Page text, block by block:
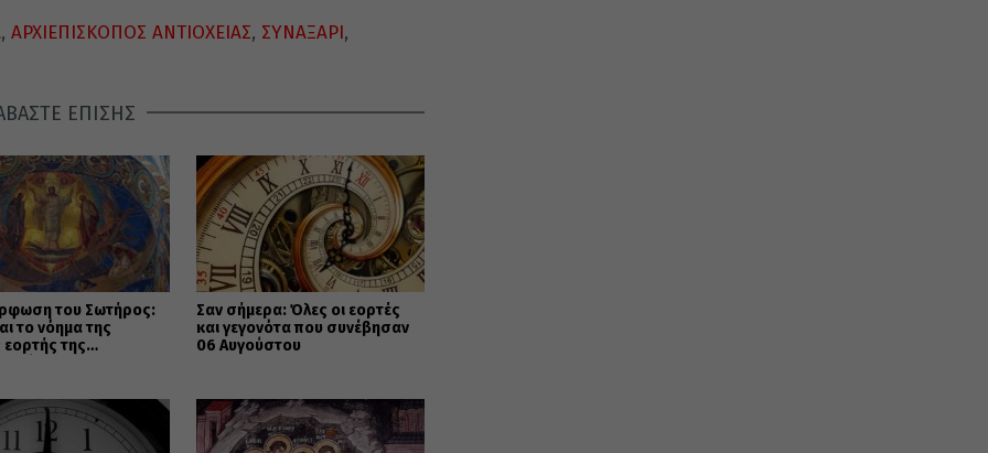
, ΑΡΧΙΕΠΙΣΚΟΠΟΣ ΑΝΤΙΟΧΕΙΑΣ, ΣΥΝΑΞΑΡΙ,
ΕΠΙΣΗΣ
του Σωτήρος:
το νόημα της
εορτής της
Σαν σήμερα: Όλες οι εορτές
και γεγονότα που συνέβησαν
06 Αυγούστου